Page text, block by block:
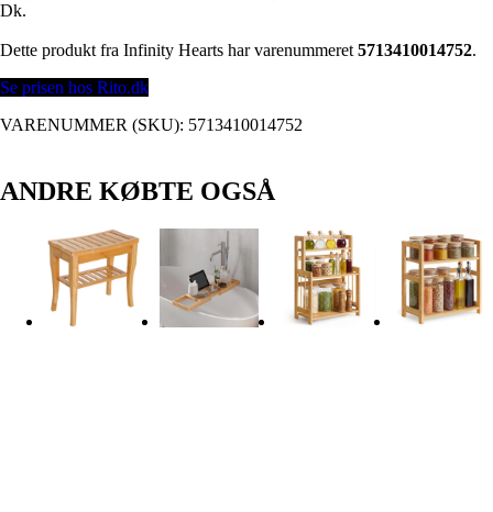
Dk.
Dette produkt fra Infinity Hearts har varenummeret 5713410014752.
Se prisen hos Rito.dk
VARENUMMER (SKU): 5713410014752
ANDRE KØBTE OGSÅ